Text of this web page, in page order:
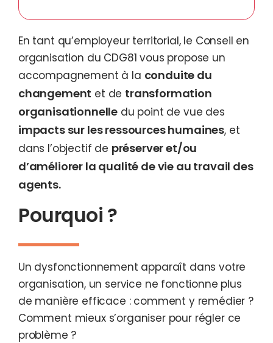
En tant qu’employeur territorial, le Conseil en
organisation du CDG81 vous propose un
accompagnement à la conduite du
changement et de transformation
organisationnelle du point de vue des
impacts sur les ressources humaines, et
dans l’objectif de préserver et/ou
d’améliorer la qualité de vie au travail des
agents.
Pourquoi ?
Un dysfonctionnement apparaît dans votre
organisation, un service ne fonctionne plus
de manière efficace : comment y remédier ?
Comment mieux s’organiser pour régler ce
problème ?